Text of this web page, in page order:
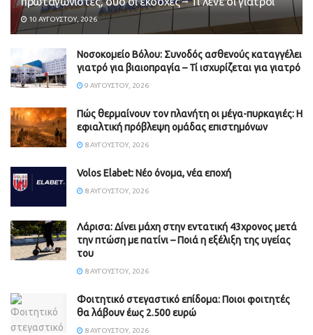
10 ΑΥΓΟΎΣΤΟΥ, 2026
Νοσοκομείο Βόλου: Συνοδός ασθενούς καταγγέλει
γιατρό για βιαιοπραγία – Τί ισχυρίζεται για γιατρό
9 ΑΥΓΟΎΣΤΟΥ, 2026
Πώς θερμαίνουν τον πλανήτη οι μέγα-πυρκαγιές: Η
εφιαλτική πρόβλεψη ομάδας επιστημόνων
8 ΑΥΓΟΎΣΤΟΥ, 2026
Volos Elabet: Νέο όνομα, νέα εποχή
8 ΑΥΓΟΎΣΤΟΥ, 2026
Λάρισα: Δίνει μάχη στην εντατική 43χρονος μετά
την πτώση με πατίνι – Ποιά η εξέλιξη της υγείας
του
8 ΑΥΓΟΎΣΤΟΥ, 2026
Φοιτητικό στεγαστικό επίδομα: Ποιοι φοιτητές
θα λάβουν έως 2.500 ευρώ
8 ΑΥΓΟΎΣΤΟΥ, 2026